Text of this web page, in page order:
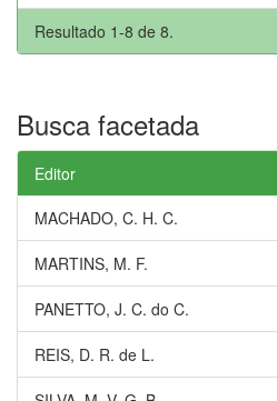
Resultado 1-8 de 8.
Busca facetada
Editor
MACHADO, C. H. C.
MARTINS, M. F.
PANETTO, J. C. do C.
REIS, D. R. de L.